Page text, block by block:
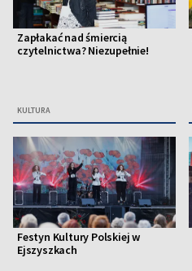
Zapłakać nad śmiercią
czytelnictwa? Niezupełnie!
KULTURA
Festyn Kultury Polskiej w
Ejszyszkach